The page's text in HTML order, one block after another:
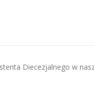
Diecezjalnego w